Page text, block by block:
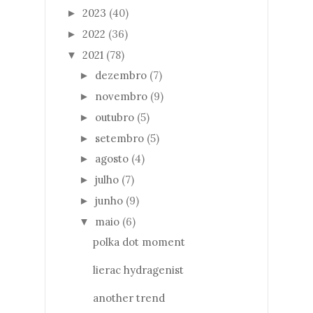
► 2023 (40)
► 2022 (36)
▼ 2021 (78)
► dezembro (7)
► novembro (9)
► outubro (5)
► setembro (5)
► agosto (4)
► julho (7)
► junho (9)
▼ maio (6)
polka dot moment
lierac hydragenist
another trend